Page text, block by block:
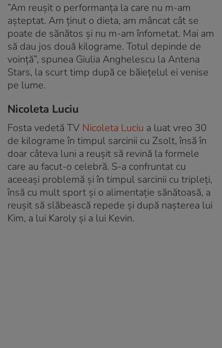
”Am reușit o performanța la care nu m-am
așteptat. Am ținut o dieta, am mâncat cât se
poate de sănătos și nu m-am înfometat. Mai am
să dau jos două kilograme. Totul depinde de
voință”, spunea Giulia Anghelescu la Antena
Stars, la scurt timp după ce băiețelul ei venise
pe lume.
Nicoleta Luciu
Fosta vedetă TV Nicoleta Luciu a luat vreo 30
de kilograme în timpul sarcinii cu Zsolt, însă în
doar câteva luni a reușit să revină la formele
care au facut-o celebră. S-a confruntat cu
aceeași problemă și în timpul sarcinii cu tripleți,
însă cu mult sport și o alimentație sănătoasă, a
reușit să slăbească repede și după nașterea lui
Kim, a lui Karoly și a lui Kevin.